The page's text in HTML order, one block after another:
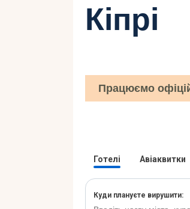
Кіпрі
Працюємо